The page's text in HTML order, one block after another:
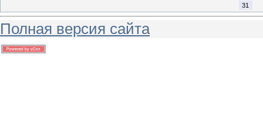
31
Полная версия сайта